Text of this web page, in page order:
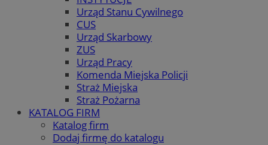
Urząd Stanu Cywilnego
CUS
Urząd Skarbowy
ZUS
Urząd Pracy
Komenda Miejska Policji
Straż Miejska
Straż Pożarna
KATALOG FIRM
Katalog firm
Dodaj firmę do katalogu